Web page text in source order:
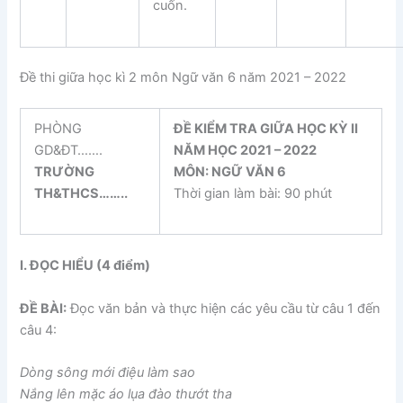
cuốn.
Đề thi giữa học kì 2 môn Ngữ văn 6 năm 2021 – 2022
PHÒNG
GD&ĐT…….
TRƯỜNG
TH&THCS……..
ĐỀ KIỂM TRA GIỮA HỌC KỲ II
NĂM HỌC 2021 – 2022
MÔN: NGỮ VĂN 6
Thời gian làm bài: 90 phút
I. ĐỌC HIỂU (4 điểm)
ĐỀ BÀI:Đọc văn bản và thực hiện các yêu cầu từ câu 1 đến
câu 4:
Dòng sông mới điệu làm sao
Nắng lên mặc áo lụa đào thướt tha